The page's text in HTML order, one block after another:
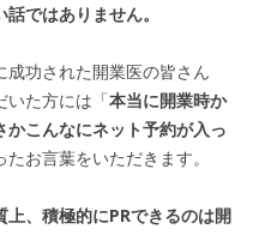
ではありません。
功された開業医の皆さん
いた方には「本当に開業時か
かこんなにネット予約が入っ
たお言葉をいただきます。
上、積極的にPRできるのは開